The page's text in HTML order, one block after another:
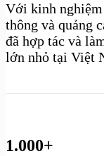
Với kinh
thông và quảng
đã hợp tác và
lớn nhỏ tại Việt
1.000+